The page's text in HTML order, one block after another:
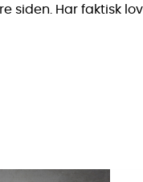
siden. Har faktisk